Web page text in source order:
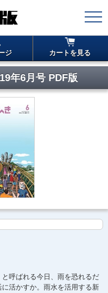
ジ カートを見る
年6月号 PDF版
呼ばれる今日、雨を恐れるだ
活かすか。雨水を活用する新